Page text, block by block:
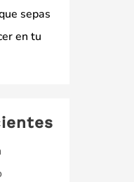
sepas
en tu